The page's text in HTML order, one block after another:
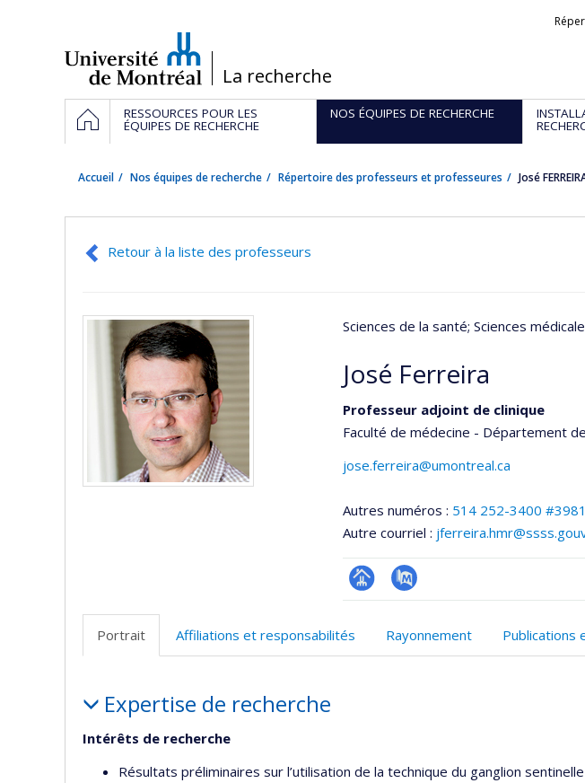
/La recherche
Navigation
principale
ACCUEILRESSOURCES POUR LES
ÉQUIPES DE RECHERCHE
NOS ÉQUIPES DE RECHERCHE
Accueil Nos équipes de recherche Répertoire des professeurs et professeures José
Retour à la liste des professeurs
Sciences de la santé; Sciences
José Ferreira
Professeur adjoint de clinique
Faculté de médecine - Département
jose.ferreira@umontreal.ca
Autres numéros : 514 252-3400 #3981
Autre courriel :
Page
(faculté,département,école)
PubMed
Portrait
Affiliations et responsabilités Rayonnement Publications
Expertise de recherche
Intérêts de recherche
Résultats préliminaires sur l’utilisation de la technique du ganglion